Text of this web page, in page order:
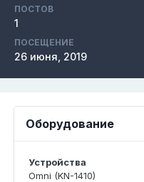
ПОСТОВ
1
ПОСЕЩЕНИЕ
26 июня, 2019
Оборудование
Устройства
Omni (KN-1410)